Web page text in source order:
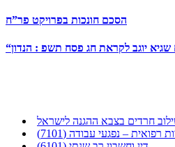
הסכם חונכות בפרויקט פר”ח
שגיא יוגב לקראת חג פסח תשפ : הנדון
חרדים בצבא ההגנה לישראל
רפואית – נפגעי עבודה (7101)